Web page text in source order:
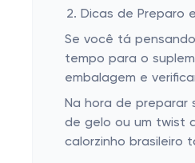
Dicas de Preparo
Se você tá
tempo para o
embalagem e
Na hora de preparar
de gelo ou um twist
calorzinho brasileiro